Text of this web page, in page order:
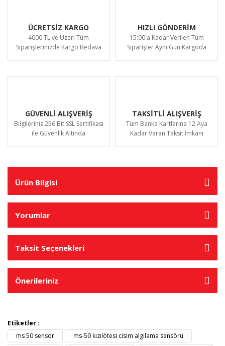
ÜCRETSİZ KARGO
4000 TL ve Üzeri Tüm
Siparişlerinizde Kargo Bedava
HIZLI GÖNDERİM
15:00'a Kadar Verilen Tüm
Siparişler Aynı Gün Kargoda
GÜVENLİ ALIŞVERİŞ
Bilgileriniz 256 Bit SSL Sertifikası
ile Güvenlik Altında
TAKSİTLİ ALIŞVERİŞ
Tüm Banka Kartlarına 12 Aya
Kadar Varan Taksit İmkanı
Ürün Bilgisi
Yorumlar
Taksit Seçenekleri
Önerileriniz
Etiketler :
ms 50 sensör
ms-50 kızılötesi cisim algılama sensörü